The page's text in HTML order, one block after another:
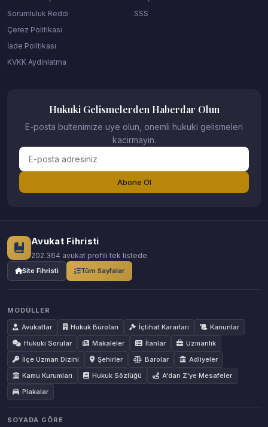
Sorumluluk Reddi
Çerez Politikası
İade Politikası
KVKK Aydinlatma
SSS
Hukuki Gelismelerden Haberdar Olun
E-posta bultenimize uye olun, onemli hukuki gelismeleri
kacirmayin.
Abone Ol
Avukat Fihristi
202.364 avukat profili tek listede
Site Fihristi Tüm Sayfalar
MODÜLLER
Avukatlar
Hukuk Büroları İçtihat Kararları
Kanunlar
Hukuki Sorular
Makaleler İlanlar
Uzmanlık
İlçe Uzman Dizini
Şehirler Barolar
Adliyeler
Kamu Kurumları
Hukuk Sözlüğü
A'dan Z'ye Mesafeler
Plakalar
SOYADA GÖRE